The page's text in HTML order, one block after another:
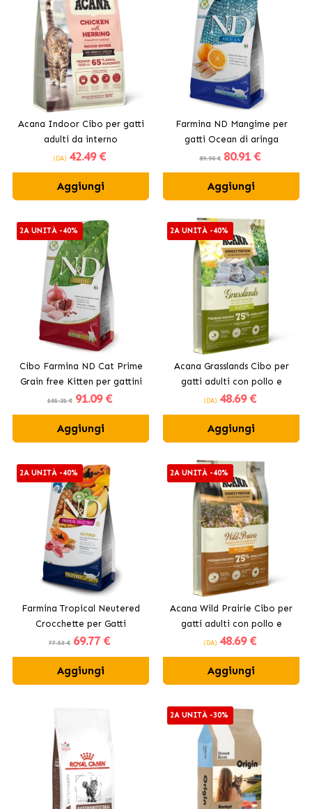
Acana Indoor Cibo per gatti
adulti da interno
(DA) 42.49 €
Aggiungi
Farmina ND Mangime per
gatti Ocean di aringa
89.90 € 80.91 €
Aggiungi
2A UNITÀ -40%
Cibo Farmina ND Cat Prime
Grain free Kitten per gattini
con pollo
101.21 € 91.09 €
Aggiungi
2A UNITÀ -40%
Acana Grasslands Cibo per
gatti adulti con pollo e
anatra
(DA) 48.69 €
Aggiungi
2A UNITÀ -40%
Farmina Tropical Neutered
Crocchette per Gatti
Sterilizzati all'Agnello
77.53 € 69.77 €
Aggiungi
2A UNITÀ -40%
Acana Wild Prairie Cibo per
gatti adulti con pollo e
tacchino
(DA) 48.69 €
Aggiungi
2A UNITÀ -30%